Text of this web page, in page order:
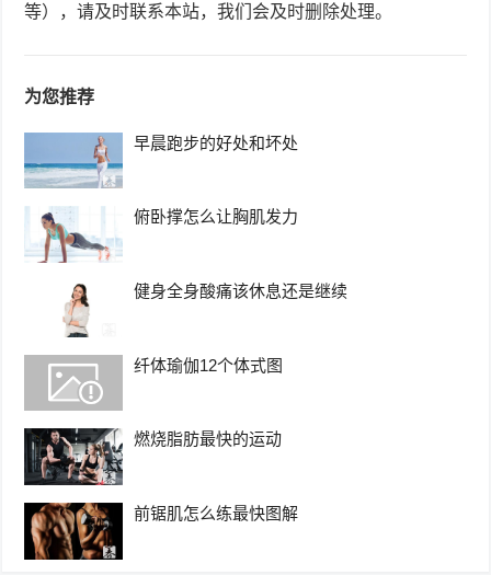
等），请及时联系本站，我们会及时删除处理。
为您推荐
早晨跑步的好处和坏处
俯卧撑怎么让胸肌发力
健身全身酸痛该休息还是继续
纤体瑜伽12个体式图
燃烧脂肪最快的运动
前锯肌怎么练最快图解